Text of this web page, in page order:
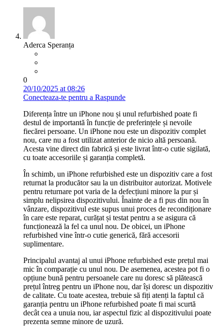
Aderca Speranța
0
20/10/2025 at 08:26
Conecteaza-te pentru a Raspunde
Diferența între un iPhone nou și unul refurbished poate fi
destul de importantă în funcție de preferințele și nevoile
fiecărei persoane. Un iPhone nou este un dispozitiv complet
nou, care nu a fost utilizat anterior de nicio altă persoană.
Acesta vine direct din fabrică și este livrat într-o cutie sigilată,
cu toate accesoriile și garanția completă.
În schimb, un iPhone refurbished este un dispozitiv care a fost
returnat la producător sau la un distribuitor autorizat. Motivele
pentru returnare pot varia de la defecțiuni minore la pur și
simplu nelipsirea dispozitivului. Înainte de a fi pus din nou în
vânzare, dispozitivul este supus unui proces de recondiționare
în care este reparat, curățat și testat pentru a se asigura că
funcționează la fel ca unul nou. De obicei, un iPhone
refurbished vine într-o cutie generică, fără accesorii
suplimentare.
Principalul avantaj al unui iPhone refurbished este prețul mai
mic în comparație cu unul nou. De asemenea, acestea pot fi o
opțiune bună pentru persoanele care nu doresc să plătească
prețul întreg pentru un iPhone nou, dar își doresc un dispozitiv
de calitate. Cu toate acestea, trebuie să fiți atenți la faptul că
garanția pentru un iPhone refurbished poate fi mai scurtă
decât cea a unuia nou, iar aspectul fizic al dispozitivului poate
prezenta semne minore de uzură.